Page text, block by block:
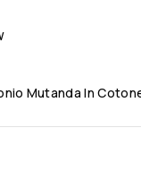
Mutanda In